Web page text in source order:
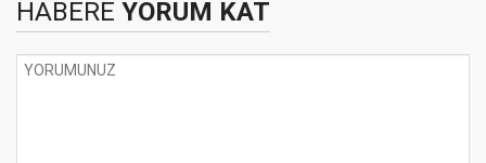
HABERE YORUM KAT